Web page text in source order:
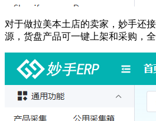
对于做拉美本土店的卖家，妙手还
源，货盘产品可一键上架和采购，